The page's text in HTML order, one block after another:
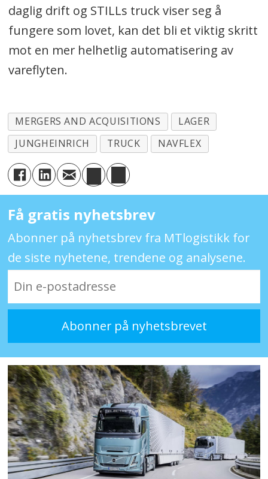
daglig drift og STILLs truck viser seg å
fungere som lovet, kan det bli et viktig skritt
mot en mer helhetlig automatisering av
vareflyten.
MERGERS AND ACQUISITIONS
LAGER
JUNGHEINRICH
TRUCK NAVFLEX
Få gratis nyhetsbrev
Abonner på nyhetsbrev fra MTlogistikk for
de siste nyhetene, trendene og analysene.